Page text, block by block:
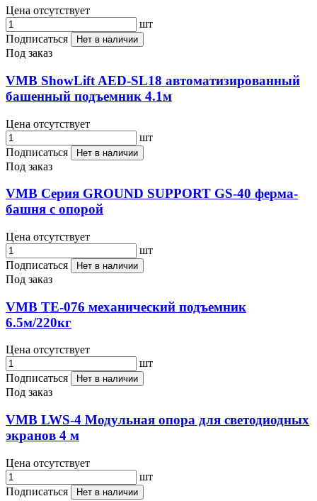
Цена отсутствует
шт
Подписаться
Нет в наличии
Под заказ
VMB ShowLift AED-SL18 автоматизированный
башенный подъемник 4.1м
Цена отсутствует
шт
Подписаться
Нет в наличии
Под заказ
VMB Серия GROUND SUPPORT GS-40 ферма-
башня с опорой
Цена отсутствует
шт
Подписаться
Нет в наличии
Под заказ
VMB TE-076 механический подъемник
6.5м/220кг
Цена отсутствует
шт
Подписаться
Нет в наличии
Под заказ
VMB LWS-4 Модульная опора для светодиодных
экранов 4 м
Цена отсутствует
шт
Подписаться
Нет в наличии